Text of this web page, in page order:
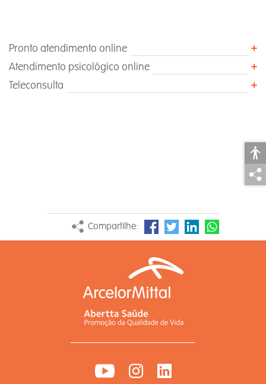
Pronto atendimento online
Atendimento psicológico online
Teleconsulta
Compartilhe: